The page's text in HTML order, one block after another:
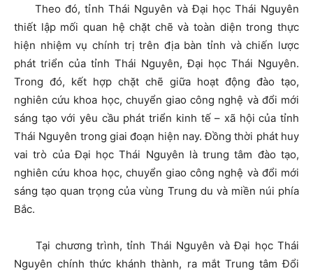
Theo đó, tỉnh Thái Nguyên và Đại học Thái Nguyên
thiết lập mối quan hệ chặt chẽ và toàn diện trong thực
hiện nhiệm vụ chính trị trên địa bàn tỉnh và chiến lược
phát triển của tỉnh Thái Nguyên, Đại học Thái Nguyên.
Trong đó, kết hợp chặt chẽ giữa hoạt động đào tạo,
nghiên cứu khoa học, chuyển giao công nghệ và đổi mới
sáng tạo với yêu cầu phát triển kinh tế – xã hội của tỉnh
Thái Nguyên trong giai đoạn hiện nay. Đồng thời phát huy
vai trò của Đại học Thái Nguyên là trung tâm đào tạo,
nghiên cứu khoa học, chuyển giao công nghệ và đổi mới
sáng tạo quan trọng của vùng Trung du và miền núi phía
Bắc.
Tại chương trình, tỉnh Thái Nguyên và Đại học Thái
Nguyên chính thức khánh thành, ra mắt Trung tâm Đổi